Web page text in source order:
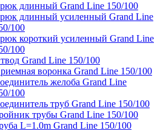
длинный Grand Line 150/100
длинный усиленный Grand Line
100
короткий усиленный Grand Line
100
Grand Line 150/100
воронка Grand Line 150/100
желоба Grand Line
100
труб Grand Line 150/100
трубы Grand Line 150/100
L=1.0m Grand Line 150/100